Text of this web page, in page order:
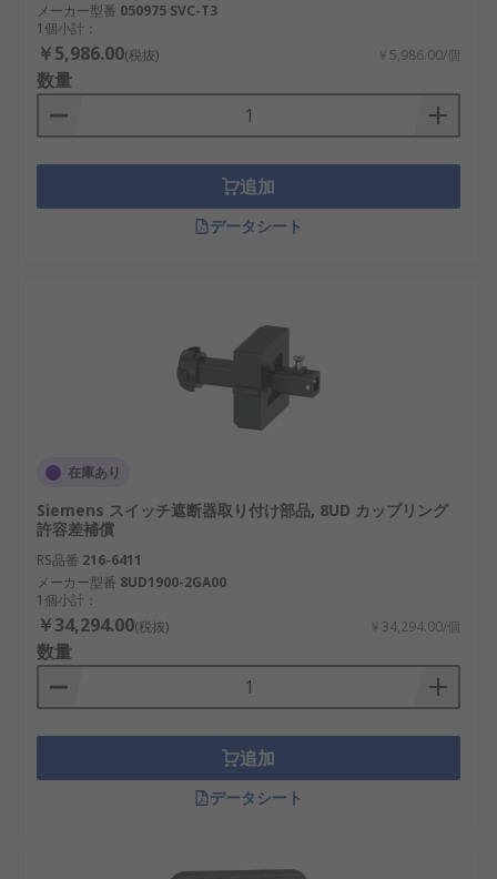
メーカー型番 050975 SVC-T3
1個小計：
￥5,986.00(税抜) ￥5,986.00/個
数量
追加
データシート
在庫あり
Siemens スイッチ遮断器取り付け部品, 8UD カップリング
許容差補償
RS品番 216-6411
メーカー型番 8UD1900-2GA00
1個小計：
￥34,294.00(税抜) ￥34,294.00/個
数量
追加
データシート